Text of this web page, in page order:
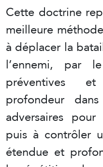
Cette doctrine
meilleure
à déplacer la
l’ennemi, par
préventives
profondeur
adversaires
puis à contrôler
étendue et